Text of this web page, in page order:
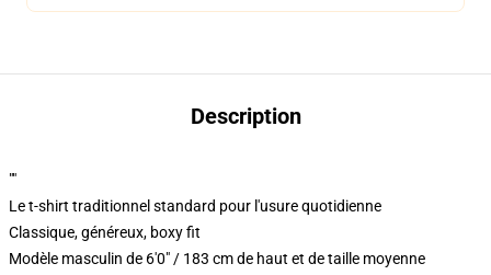
Description
""
Le t-shirt traditionnel standard pour l'usure quotidienne
Classique, généreux, boxy fit
Modèle masculin de 6'0" / 183 cm de haut et de taille moyenne